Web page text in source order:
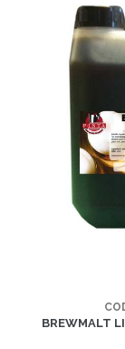
BREWMALT